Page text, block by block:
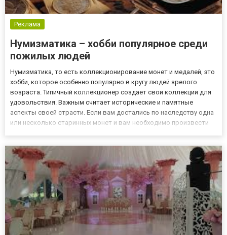
Реклама
Нумизматика – хобби популярное среди
пожилых людей
Нумизматика, то есть коллекционирование монет и медалей, это
хобби, которое особенно популярно в кругу людей зрелого
возраста. Типичный коллекционер создает свои коллекции для
удовольствия. Важным считает исторические и памятные
аспекты своей страсти. Если вам достались по наследству одна
или несколько старинных монет и вам необходимо произвести